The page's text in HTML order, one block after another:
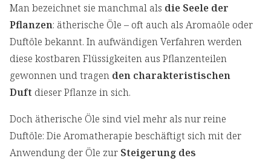
Man bezeichnet sie manchmal als die Seele der
Pflanzen: ätherische Öle – oft auch als Aromaöle oder
Duftöle bekannt. In aufwändigen Verfahren werden
diese kostbaren Flüssigkeiten aus Pflanzenteilen
gewonnen und tragen den charakteristischen
Duft dieser Pflanze in sich.
Doch ätherische Öle sind viel mehr als nur reine
Duftöle: Die Aromatherapie beschäftigt sich mit der
Anwendung der Öle zur Steigerung des